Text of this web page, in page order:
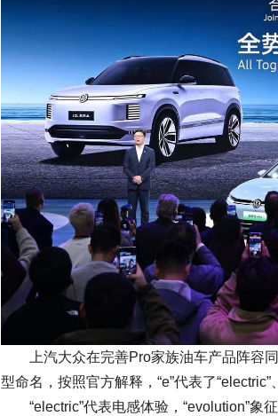
上汽大众在完善Pro家族油车产品阵容
型命名，按照官方解释，“e”代表了“electric”
“electric”代表电感体验，“evolution”象